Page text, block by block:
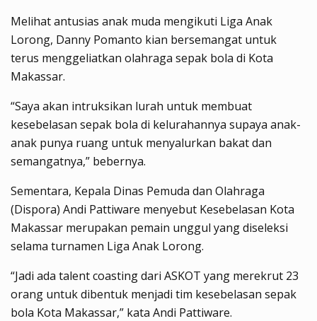
Melihat antusias anak muda mengikuti Liga Anak
Lorong, Danny Pomanto kian bersemangat untuk
terus menggeliatkan olahraga sepak bola di Kota
Makassar.
“Saya akan intruksikan lurah untuk membuat
kesebelasan sepak bola di kelurahannya supaya anak-
anak punya ruang untuk menyalurkan bakat dan
semangatnya,” bebernya.
Sementara, Kepala Dinas Pemuda dan Olahraga
(Dispora) Andi Pattiware menyebut Kesebelasan Kota
Makassar merupakan pemain unggul yang diseleksi
selama turnamen Liga Anak Lorong.
“Jadi ada talent coasting dari ASKOT yang merekrut 23
orang untuk dibentuk menjadi tim kesebelasan sepak
bola Kota Makassar,” kata Andi Pattiware.